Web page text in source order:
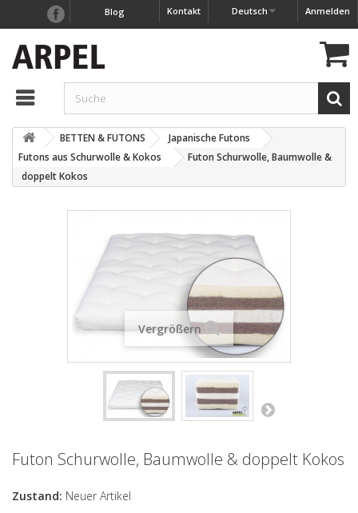
Anmelden
Deutsch
Kontakt
Blog
BETTEN & FUTONS
Japanische Futons
Futons aus Schurwolle & Kokos
Futon Schurwolle, Baumwolle &
doppelt Kokos
Vergrößern
Futon Schurwolle, Baumwolle & doppelt Kokos
Zustand: Neuer Artikel